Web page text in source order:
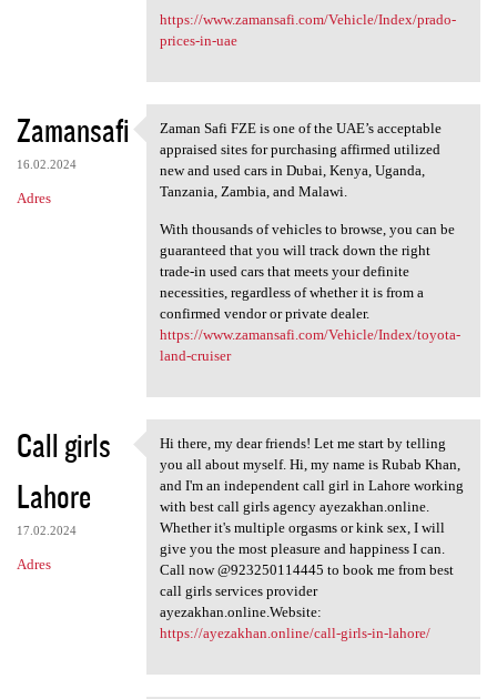
https://www.zamansafi.com/Vehicle/Index/prado-
prices-in-uae
Zamansafi
16.02.2024
Adres
Zaman Safi FZE is one of the
Zaman Safi FZE is one of the UAE’s acceptable
appraised sites for purchasing affirmed utilized
new and used cars in Dubai, Kenya, Uganda,
Tanzania, Zambia, and Malawi.
With thousands of vehicles to browse, you can be
guaranteed that you will track down the right
trade-in used cars that meets your definite
necessities, regardless of whether it is from a
confirmed vendor or private dealer.
https://www.zamansafi.com/Vehicle/Index/toyota-
land-cruiser
Call girls
Lahore
17.02.2024
Adres
Hi there, my dear friends!
Hi there, my dear friends! Let me start by telling
you all about myself. Hi, my name is Rubab Khan,
and I'm an independent call girl in Lahore working
with best call girls agency ayezakhan.online.
Whether it's multiple orgasms or kink sex, I will
give you the most pleasure and happiness I can.
Call now @923250114445 to book me from best
call girls services provider
ayezakhan.online.Website:
https://ayezakhan.online/call-girls-in-lahore/